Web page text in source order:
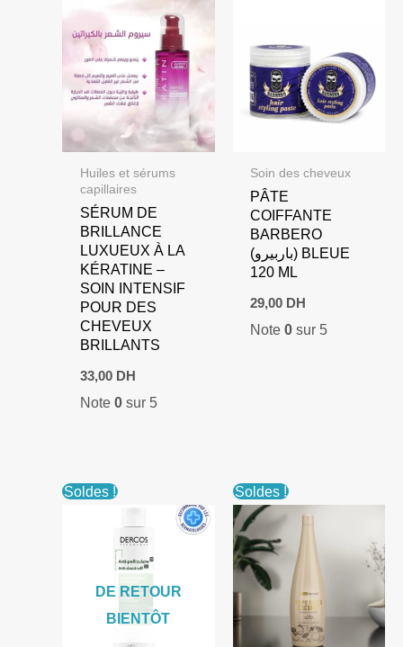
Huiles et sérums
capillaires
SÉRUM DE
BRILLANCE
LUXUEUX À LA
KÉRATINE –
SOIN INTENSIF
POUR DES
CHEVEUX
BRILLANTS
33,00 DH
Note 0sur 5
Soin des cheveux
PÂTE
COIFFANTE
BARBERO
(باربيرو) BLEUE
120 ML
29,00 DH
Note0 sur 5
Soldes !
DE RETOUR
BIENTÔT
Soldes !